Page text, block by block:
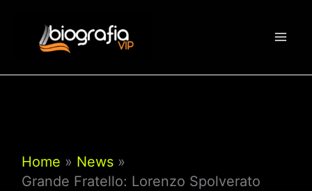
contenuto
Home
News
Grande Fratello: Lorenzo Spolverato